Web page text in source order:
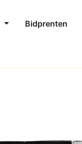
Bidprenten